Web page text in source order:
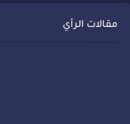
مقالات الرأي